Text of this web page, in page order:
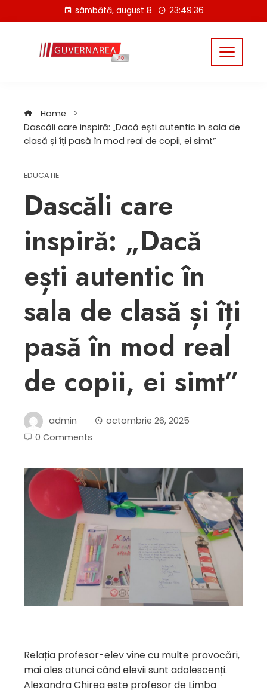
to
sâmbătă, august 8 23:49:37
Home
Dascăli care inspiră: „Dacă ești autentic în sala de
clasă și îți pasă în mod real de copii, ei simt”
EDUCATIE
Dascăli care
inspiră: „Dacă
ești autentic în
sala de clasă și îți
pasă în mod real
de copii, ei simt”
admin
octombrie 26, 2025
0 Comments
Relația profesor-elev vine cu multe provocări,
mai ales atunci când elevii sunt adolescenți.
Alexandra Chirea este profesor de Limba